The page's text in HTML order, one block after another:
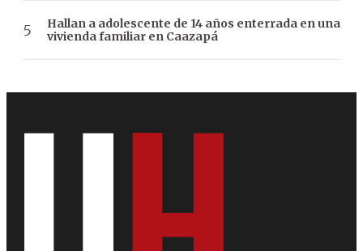
Hallan a adolescente de 14 años enterrada en una
vivienda familiar en Caazapá